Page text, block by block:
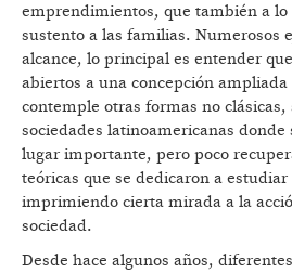
emprendimientos, que también a
sustento a las familias. Numerosos
alcance, lo principal es entender
abiertos a una concepción
contemple otras formas no
sociedades latinoamericanas
lugar importante, pero poco
teóricas que se dedicaron a
imprimiendo cierta mirada a la
sociedad.
Desde hace algunos años,